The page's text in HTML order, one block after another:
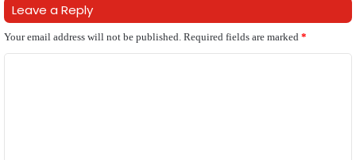
Leave a Reply
Your email address will not be published. Required fields are marked *